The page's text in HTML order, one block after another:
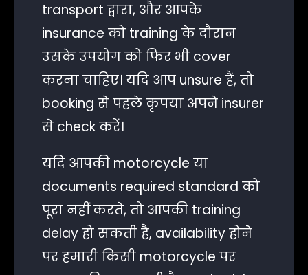
transport द्वारा, और आपके
insurance को training के दौरान
उसके उपयोग को फिर भी cover
करना चाहिए। यदि आप unsure हैं, तो
booking से पहले कृपया अपने insurer
से check करें।
यदि आपकी motorcycle या
documents required standard को
पूरा नहीं करते, तो आपकी training
delay हो सकती है, availability होने
पर हमारी किसी motorcycle पर